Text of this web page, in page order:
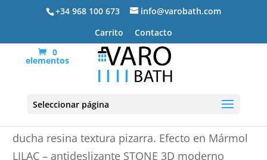
+34 968 100 673
info@varobath.com
Carrito
Contacto
0
elementos
Seleccionar página
ducha resina textura pizarra. Efecto en Mármol
LILAC – antideslizante STONE 3D moderno